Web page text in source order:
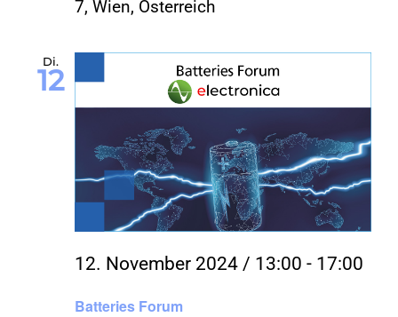
7, Wien, Österreich
Di.
12
Batteries Forum
12. November 2024 / 13:00 - 17:00